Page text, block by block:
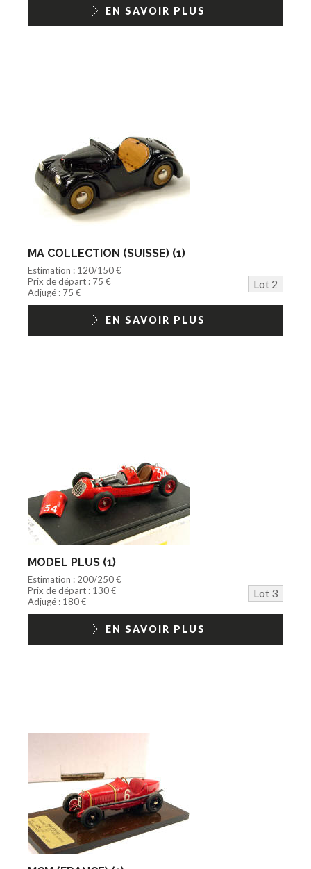
1/18ème moderneEN SAVOIR PLUS
MA COLLECTION (SUISSE) (1)
Estimation : 120/150 €
Prix de départ : 75 €
Lot 2
Adjugé : 75 €
EN SAVOIR PLUS
MODEL PLUS (1)
Estimation : 200/250 €
Prix de départ : 130 €
Lot 3
Adjugé : 180 €
EN SAVOIR PLUS